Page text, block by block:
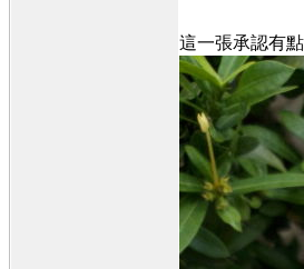
這一張承認有